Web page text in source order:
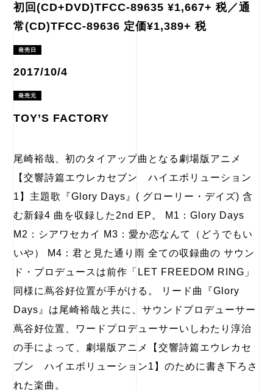
初回(CD+DVD)TFCC-89635 ¥1,667+ 税／通
常(CD)TFCC-89636 定価¥1,389+ 税
発売日
2017/10/4
発売元
TOY’S FACTORY
尾崎裕哉、初のタイアップ曲となる劇場版アニメ
【交響詩篇エウレカセブン ハイエボリューション
1】主題歌『Glory Days』( グローリー・デイズ) 含
む新録4 曲を収録した2nd EP。 M1：Glory Days
M2：シアワセカイ M3：愛か恋なんて（どうでもい
いや） M4：君と見た通り雨 全ての収録曲の サウン
ド・プロデュースは前作「LET FREEDOM RING」
同様に蔦谷好位置が手がける。 リード曲『Glory
Days』は尾崎裕哉と共に、サウンドプロデューサー
蔦谷好位置、ワードプロデューサーいしわたり淳治
の手によって、劇場版アニメ【交響詩篇エウレカセ
ブン ハイエボリューション1】のために書き下ろさ
れた楽曲。